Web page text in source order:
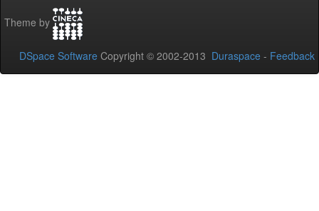
Theme by
DSpace Software Copyright © 2002-2013 Duraspace - Feedback